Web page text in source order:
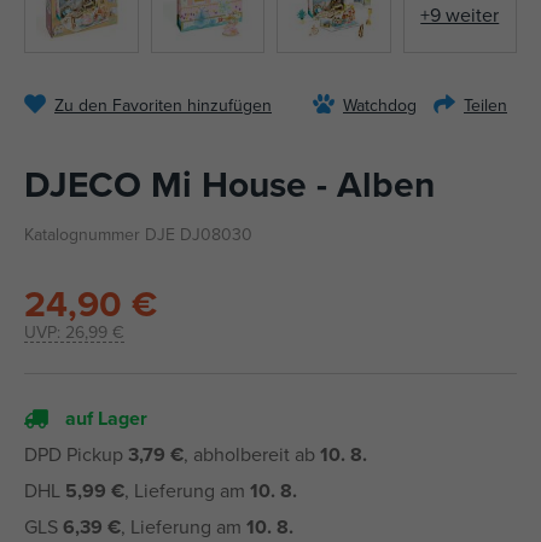
+9 weiter
Zu den Favoriten hinzufügen Watchdog Teilen
DJECO Mi House - Alben
Katalognummer DJE DJ08030
UVP: 26,99 €
24,90 €
auf Lager
DPD Pickup 3,79 €, abholbereit ab 10. 8.
DHL 5,99 €, Lieferung am 10. 8.
GLS6,39 €, Lieferung am 10. 8.